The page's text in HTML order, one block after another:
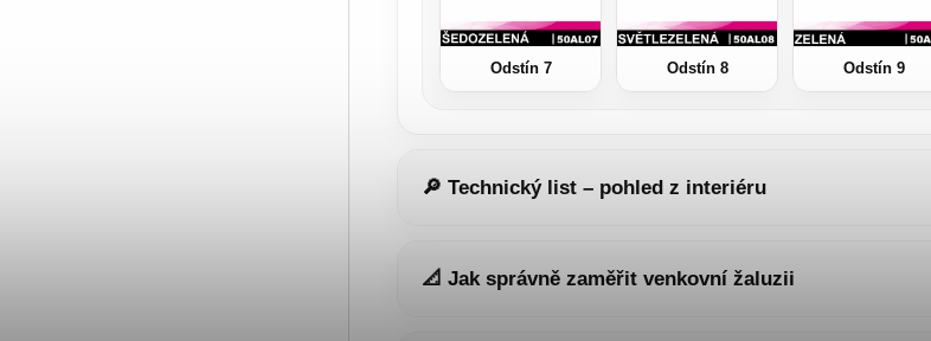
Odstín 7 Odstín 8 Odstín 9
🔎 Technický list – pohled z interiéru
📐 Jak správně zaměřit venkovní žaluzii